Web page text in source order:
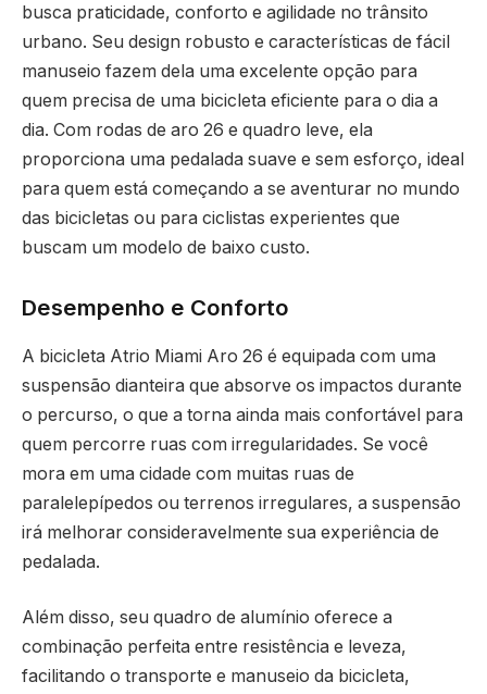
busca praticidade, conforto e agilidade no trânsito
urbano. Seu design robusto e características de fácil
manuseio fazem dela uma excelente opção para
quem precisa de uma bicicleta eficiente para o dia a
dia. Com rodas de aro 26 e quadro leve, ela
proporciona uma pedalada suave e sem esforço, ideal
para quem está começando a se aventurar no mundo
das bicicletas ou para ciclistas experientes que
buscam um modelo de baixo custo.
Desempenho e Conforto
A bicicleta Atrio Miami Aro 26 é equipada com uma
suspensão dianteira que absorve os impactos durante
o percurso, o que a torna ainda mais confortável para
quem percorre ruas com irregularidades. Se você
mora em uma cidade com muitas ruas de
paralelepípedos ou terrenos irregulares, a suspensão
irá melhorar consideravelmente sua experiência de
pedalada.
Além disso, seu quadro de alumínio oferece a
combinação perfeita entre resistência e leveza,
facilitando o transporte e manuseio da bicicleta,